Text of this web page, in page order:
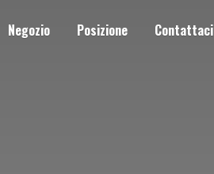
Negozio Posizione Contattaci